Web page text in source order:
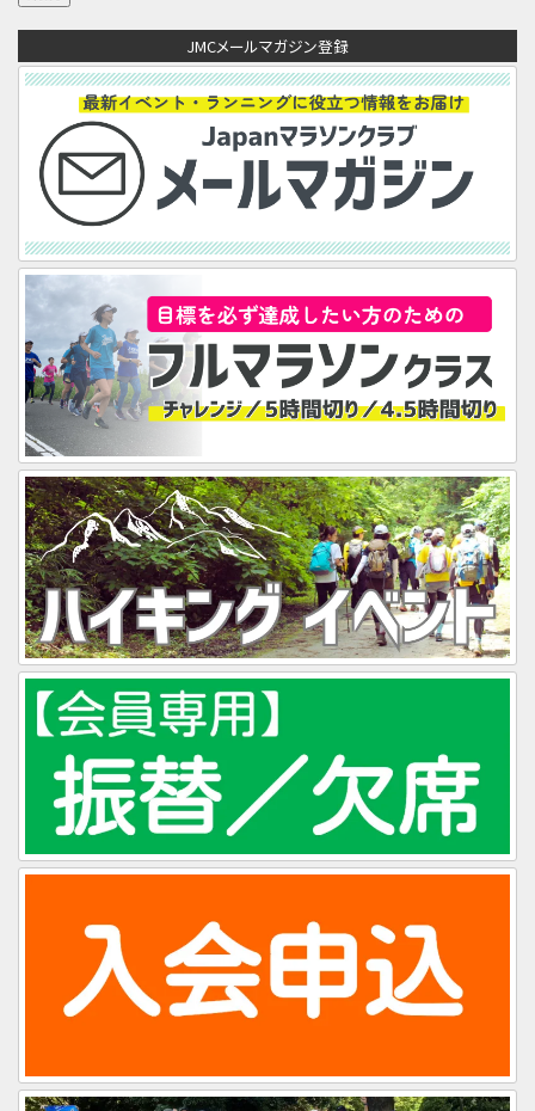
レ
JMCメールマガジン登録